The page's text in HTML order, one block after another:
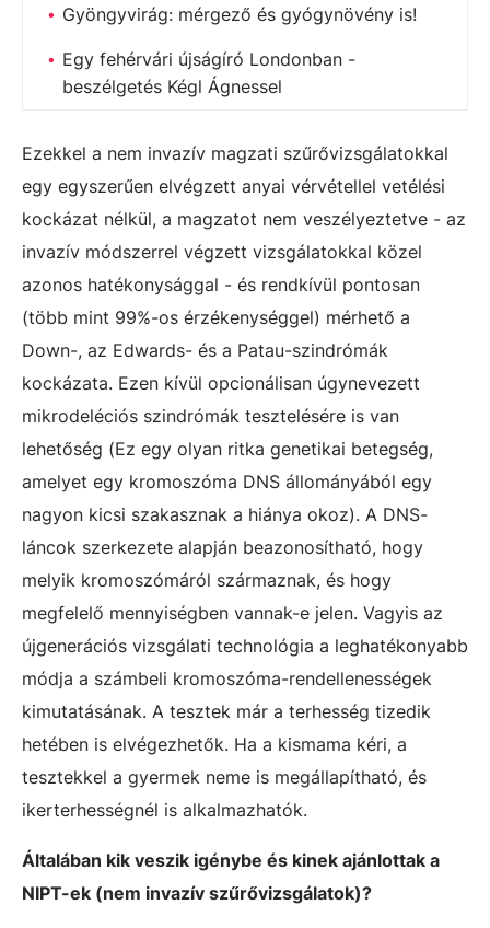
Gyöngyvirág: mérgező és gyógynövény is!
Egy fehérvári újságíró Londonban -
beszélgetés Kégl Ágnessel
Ezekkel a nem invazív magzati szűrővizsgálatokkal
egy egyszerűen elvégzett anyai vérvétellel vetélési
kockázat nélkül, a magzatot nem veszélyeztetve - az
invazív módszerrel végzett vizsgálatokkal közel
azonos hatékonysággal - és rendkívül pontosan
(több mint 99%-os érzékenységgel) mérhető a
Down-, az Edwards- és a Patau-szindrómák
kockázata. Ezen kívül opcionálisan úgynevezett
mikrodeléciós szindrómák tesztelésére is van
lehetőség (Ez egy olyan ritka genetikai betegség,
amelyet egy kromoszóma DNS állományából egy
nagyon kicsi szakasznak a hiánya okoz). A DNS-
láncok szerkezete alapján beazonosítható, hogy
melyik kromoszómáról származnak, és hogy
megfelelő mennyiségben vannak-e jelen. Vagyis az
újgenerációs vizsgálati technológia a leghatékonyabb
módja a számbeli kromoszóma-rendellenességek
kimutatásának. A tesztek már a terhesség tizedik
hetében is elvégezhetők. Ha a kismama kéri, a
tesztekkel a gyermek neme is megállapítható, és
ikerterhességnél is alkalmazhatók.
Általában kik veszik igénybe és kinek ajánlottak a
NIPT-ek (nem invazív szűrővizsgálatok)?